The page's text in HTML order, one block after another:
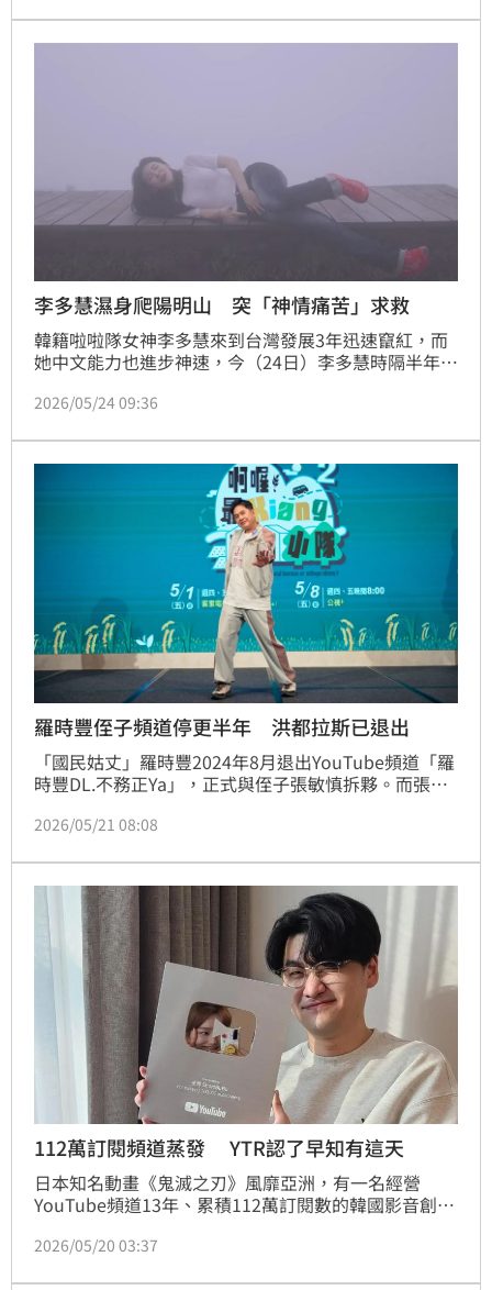
動的網路實力。
李多慧濕身爬陽明山 突「神情痛苦」求救
韓籍啦啦隊女神李多慧來到台灣發展3年迅速竄紅，而
她中文能力也進步神速，今（24日）李多慧時隔半年更
中，她也分享了來台灣最不適應的地方。蔡佩伶報導
2026/05/24 09:36
羅時豐侄子頻道停更半年 洪都拉斯已退出
「國民姑丈」羅時豐2024年8月退出YouTube頻道「羅
時豐DL.不務正Ya」，正式與侄子張敏慎拆夥。而張敏
4月宣布合作新主持人洪都拉斯，不過頻道距離上次更
合作。蔡維歆
2026/05/21 08:08
112萬訂閱頻道蒸發 YTR認了早知有這天
日本知名動畫《鬼滅之刃》風靡亞洲，有一名經營
YouTube頻道13年、累積112萬訂閱數的韓國影音創作
上《鬼滅》的二創配音影片，遭到檢舉，YouTube通知
2026/05/20 03:37